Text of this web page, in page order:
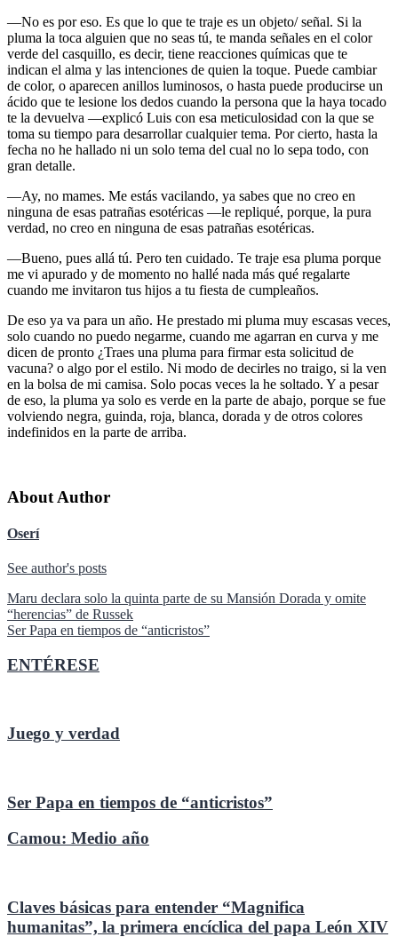
―No es por eso. Es que lo que te traje es un objeto/ señal. Si la
pluma la toca alguien que no seas tú, te manda señales en el color
verde del casquillo, es decir, tiene reacciones químicas que te
indican el alma y las intenciones de quien la toque. Puede cambiar
de color, o aparecen anillos luminosos, o hasta puede producirse un
ácido que te lesione los dedos cuando la persona que la haya tocado
te la devuelva ―explicó Luis con esa meticulosidad con la que se
toma su tiempo para desarrollar cualquier tema. Por cierto, hasta la
fecha no he hallado ni un solo tema del cual no lo sepa todo, con
gran detalle.
―Ay, no mames. Me estás vacilando, ya sabes que no creo en
ninguna de esas patrañas esotéricas ―le repliqué, porque, la pura
verdad, no creo en ninguna de esas patrañas esotéricas.
―Bueno, pues allá tú. Pero ten cuidado. Te traje esa pluma porque
me vi apurado y de momento no hallé nada más qué regalarte
cuando me invitaron tus hijos a tu fiesta de cumpleaños.
De eso ya va para un año. He prestado mi pluma muy escasas veces,
solo cuando no puedo negarme, cuando me agarran en curva y me
dicen de pronto ¿Traes una pluma para firmar esta solicitud de
vacuna? o algo por el estilo. Ni modo de decirles no traigo, si la ven
en la bolsa de mi camisa. Solo pocas veces la he soltado. Y a pesar
de eso, la pluma ya solo es verde en la parte de abajo, porque se fue
volviendo negra, guinda, roja, blanca, dorada y de otros colores
indefinidos en la parte de arriba.
About Author
Oserí
See author's posts
Navegación
de
Maru declara solo la quinta parte de su Mansión Dorada y omite
“herencias” de Russek
Ser Papa en tiempos de “anticristos”
ENTÉRESE
Juego y verdad
Ser Papa en tiempos de “anticristos”
Camou: Medio año
Claves básicas para entender “Magnifica
humanitas”, la primera encíclica del papa León XIV